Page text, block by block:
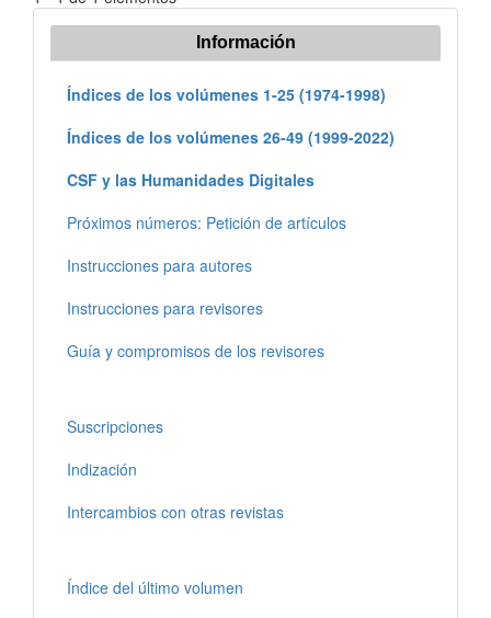
Información
Índices de los volúmenes 1-25 (1974-1998)
Índices de los volúmenes 26-49 (1999-2022)
CSF y las Humanidades Digitales
Próximos números: Petición de artículos
Instrucciones para autores
Instrucciones para revisores
Guía y compromisos de los revisores
Suscripciones
Indización
Intercambios con otras revistas
Índice del último volumen